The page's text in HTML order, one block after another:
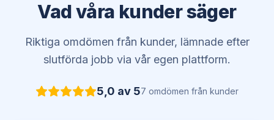
Vad våra kunder säger
Riktiga omdömen från kunder, lämnade efter
slutförda jobb via vår egen plattform.
5,0 av 57 omdömen från kunder